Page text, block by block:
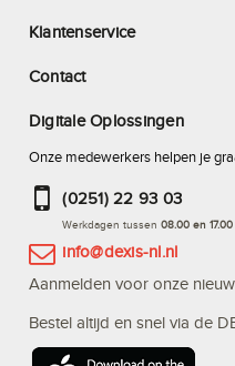
Klantenservice
Contact
Digitale Oplossingen
Onze medewerkers helpen je
(0251) 22 93 03
Werkdagen tussen 08.00 en 17.00
info@dexis-nl.nl
Aanmelden voor onze
Bestel altijd en snel via de